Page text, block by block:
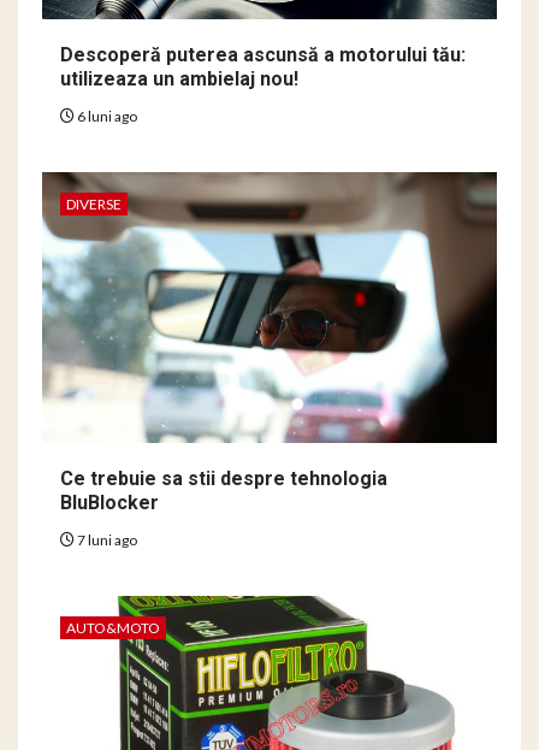
Descoperă puterea ascunsă a motorului tău:
utilizeaza un ambielaj nou!
6 luni ago
DIVERSE
Ce trebuie sa stii despre tehnologia
BluBlocker
7 luni ago
AUTO&MOTO